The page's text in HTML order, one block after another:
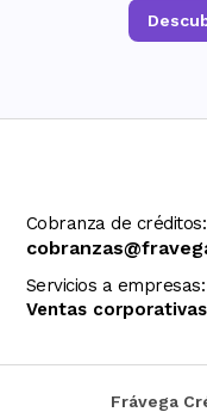
Cobranza de créditos:
Servicios a empresas:
Ventas corporativas
Frávega